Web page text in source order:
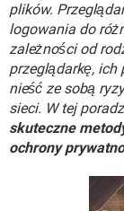
INSTAGRAM
WINDOWS 10
INSTAGRAM
WINDOWS 10
plików.
logowania do
zależności od
przeglądarkę, ich
nieść ze sobą
sieci. W tej
skuteczne
ochrony